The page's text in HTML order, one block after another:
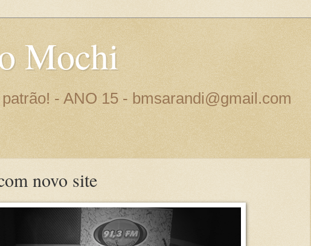
Mochi
- ANO 15 - bmsarandi@gmail.com
novo site